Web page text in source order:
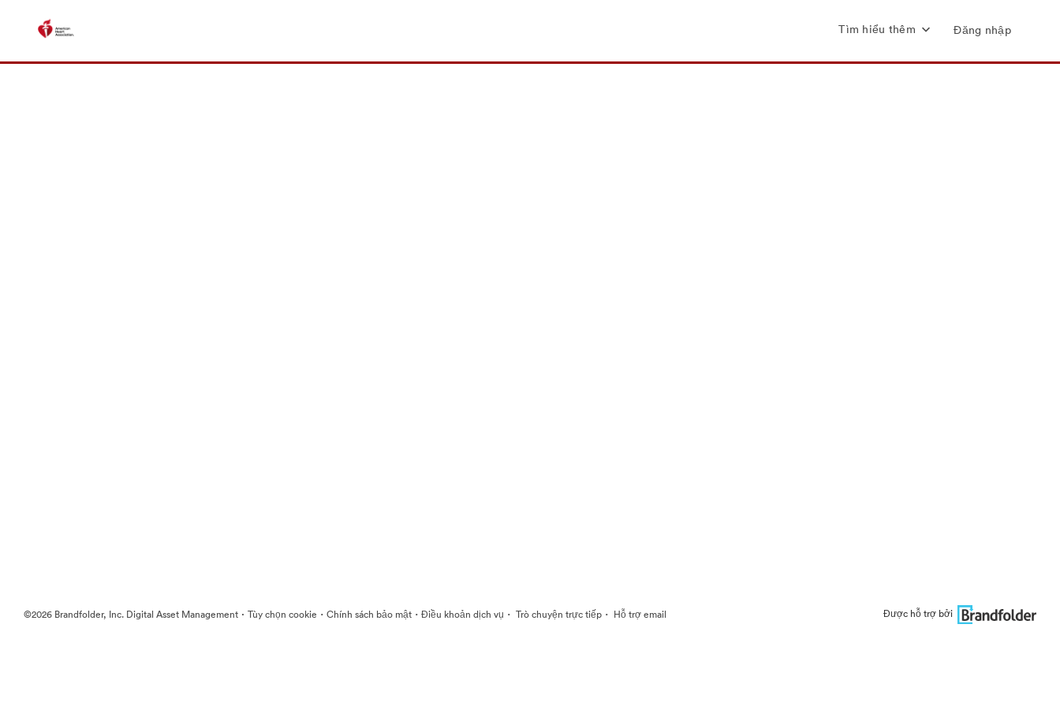
Tìm hiểu thêm Đăng nhập
©2026 Brandfolder, Inc. Digital Asset Management · Tùy chọn cookie · Chính sách bảo mật · Điều khoản dịch vụ · Trò chuyện trực tiếp · Hỗ trợ email Được hỗ trợ bởi